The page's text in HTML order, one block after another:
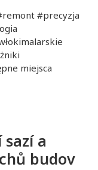
#precyzja
miejsca
a
budov